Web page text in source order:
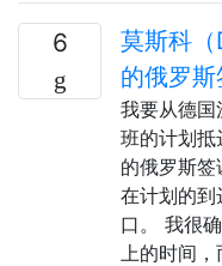
6
莫斯科
的俄罗
我要从德国
班的计划
的俄罗斯
在计划的
口。 我很
上的时间